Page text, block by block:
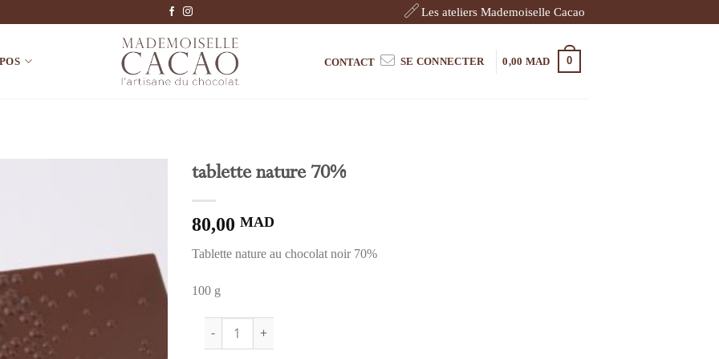
Les ateliers Mademoiselle Cacao
CONTACT SE CONNECTER 0,00 MAD 0
tablette nature 70%
80,00 MAD
Tablette nature au chocolat noir 70%
100 g
quantité de tablette nature 70%